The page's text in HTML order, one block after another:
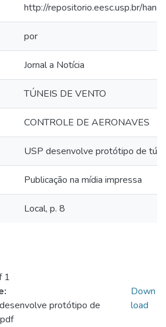
http://repositorio.eesc.usp.br/
por
Jornal a Notícia
TÚNEIS DE VENTO
CONTROLE DE AERONAVES
USP desenvolve protótipo de
Publicação na mídia impressa
Local, p. 8
1
protótipo de
Down
load